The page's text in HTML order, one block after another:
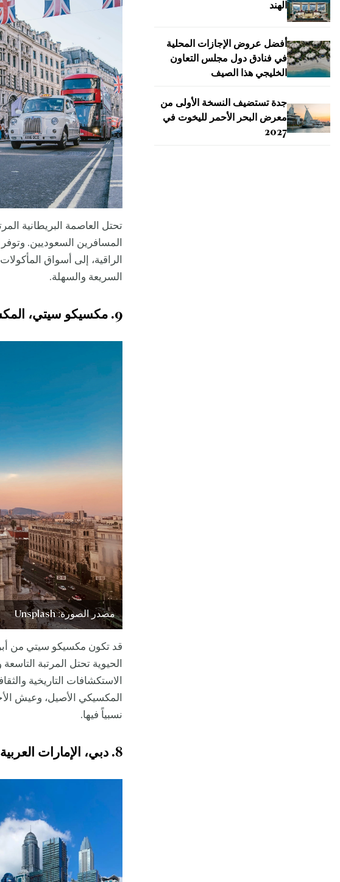
الهند
أفضل عروض الإجازات المحلية
في فنادق دول مجلس التعاون
الخليجي هذا الصيف
جدة تستضيف النسخة الأولى من
معرض البحر الأحمر لليخوت في
2027
تحتل العاصمة البريطانية
المسافرين السعوديين.
الراقية، إلى أسواق
السريعة والسهلة.
9. مكسيكو سيتي، المكسيك
مصدر الصورة: Unsplash
قد تكون مكسيكو سيتي من
الحيوية تحتل المرتبة
الاستكشافات التاريخية
المكسيكي الأصيل، وعيش
نسبياً فيها.
8. دبي، الإمارات العربية المتحدة